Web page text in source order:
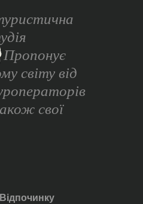
Пропонує
світу від
свої